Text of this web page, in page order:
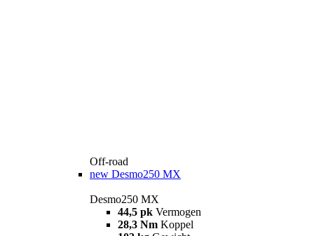
Off-road
new Desmo250 MX
Desmo250 MX
44,5 pk Vermogen
28,3 Nm Koppel